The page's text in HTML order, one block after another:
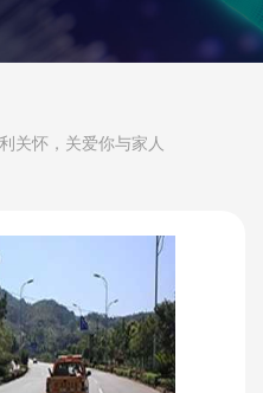
关怀，关爱你与家人